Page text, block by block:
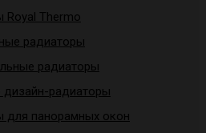
Royal Thermo
радиаторы
радиаторы
дизайн-радиаторы
для панорамных окон